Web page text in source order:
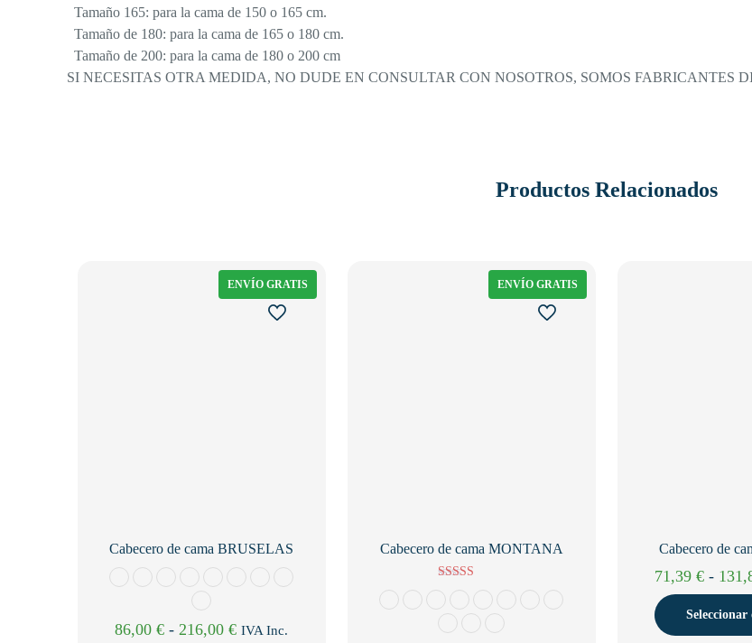
Tamaño 165: para la cama de 150 o 165 cm.
Tamaño de 180: para la cama de 165 o 180 cm.
Tamaño de 200: para la cama de 180 o 200 cm
SI NECESITAS OTRA MEDIDA, NO DUDE EN CONSULTAR CON NOSOTROS, SOMOS
Productos Relacionados
ENVÍO GRATIS
Cabecero de cama BRUSELAS
86,00€ - 216,00€Rango
IVA Inc.
ENVÍO GRATIS
Cabecero de cama MONTANA Cabecero de
71,39€ -
Seleccionar